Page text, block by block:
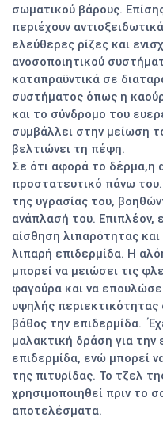
σωματικού βάρους.
περιέχουν
ελεύθερες ρίζες και
ανοσοποιητικού
καταπραϋντικά σε
συστήματος όπως η
και το σύνδρομο του
συμβάλλει στην μείωση
βελτιώνει τη πέψη.
Σε ότι αφορά το δέρμα,η
προστατευτικό πάνω
της υγρασίας του,
ανάπλασή του. Επιπλέον,
αίσθηση λιπαρότητας και
λιπαρή επιδερμίδα. Η
μπορεί να μειώσει τις
φαγούρα και να
υψηλής
βάθος την επιδερμίδα.
μαλακτική δράση για την
επιδερμίδα, ενώ μπορεί
της πιτυρίδας. Το τζελ
χρησιμοποιηθεί πριν το
αποτελέσματα.